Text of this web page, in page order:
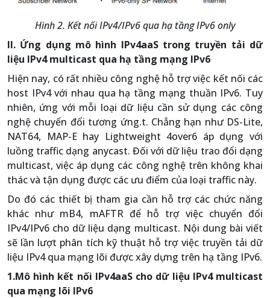
Hình 2. Kết nối IPv4/IPv6 qua hạ tầng IPv6 only
II. Ứng dụng mô hình IPv4aaS trong truyền tải dữ
liệu IPv4 multicast qua hạ tầng mạng IPv6
Hiện nay, có rất nhiều công nghệ hỗ trợ việc kết nối các
host IPv4 với nhau qua hạ tầng mạng thuần IPv6. Tuy
nhiên, ứng với mỗi loại dữ liệu cần sử dụng các công
nghệ chuyển đổi tương ứng.t. Chẳng hạn như DS-Lite,
NAT64, MAP-E hay Lightweight 4over6 áp dụng với
luồng traffic dạng anycast. Đối với dữ liệu trao đổi dạng
multicast, việc áp dụng các công nghệ trên không khai
thác và tận dụng được các ưu điểm của loại traffic này.
Do đó các thiết bị tham gia cần hỗ trợ các chức năng
khác như mB4, mAFTR để hỗ trợ việc chuyển đổi
IPv4/IPv6 cho dữ liệu dạng multicast. Nội dung bài viết
sẽ lần lượt phân tích kỹ thuật hỗ trợ việc truyền tải dữ
liệu IPv4 qua mạng lõi được xây dựng trên hạ tầng IPv6.
1.Mô hình kết nối IPv4aaS cho dữ liệu IPv4 multicast
qua mạng lõi IPv6